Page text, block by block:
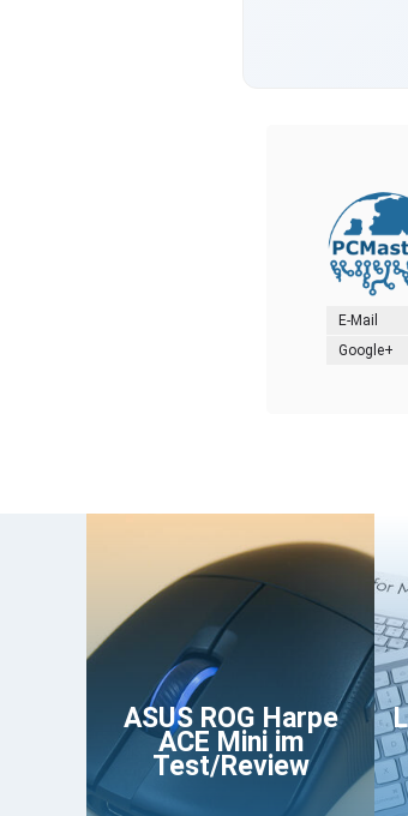
E-Mail
Google+
ASUS ROG Harpe
ACE Mini im
Test/Review